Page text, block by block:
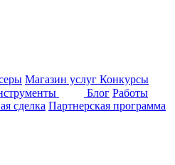
Магазин услуг Конкурсы
Блог Работы
сделка Партнерская программа